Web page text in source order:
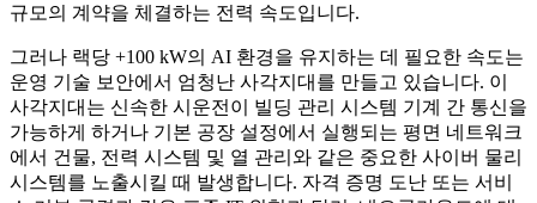
규모의 계약을 체결하는 전력 속도입니다.
그러나 랙당 +100 kW의 AI 환경을 유지하는 데 필요한 속도는
운영 기술 보안에서 엄청난 사각지대를 만들고 있습니다. 이
사각지대는 신속한 시운전이 빌딩 관리 시스템 기계 간 통신을
가능하게 하거나 기본 공장 설정에서 실행되는 평면 네트워크
에서 건물, 전력 시스템 및 열 관리와 같은 중요한 사이버 물리
시스템를 노출시킬 때 발생합니다. 자격 증명 도난 또는 서비